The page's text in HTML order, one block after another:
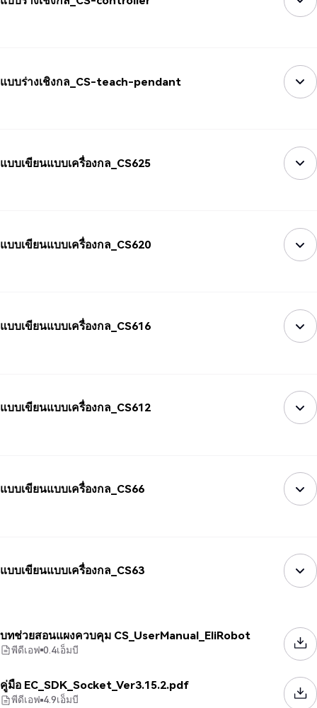
แบบร่างเชิงกล_CS-teach-pendant
แบบเขียนแบบเครื่องกล_CS625
แบบเขียนแบบเครื่องกล_CS620
แบบเขียนแบบเครื่องกล_CS616
แบบเขียนแบบเครื่องกล_CS612
แบบเขียนแบบเครื่องกล_CS66
แบบเขียนแบบเครื่องกล_CS63
บทช่วยสอนแผงควบคุม CS_UserManual_EliRobot
พีดีเอฟ 0.4เอ็มบี
คู่มือ EC_SDK_Socket_Ver3.15.2.pdf
พีดีเอฟ 4.9เอ็มบี